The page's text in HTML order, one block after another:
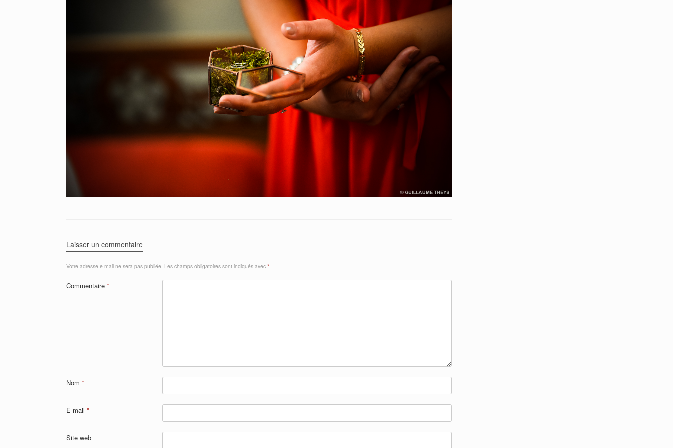
Laisser un commentaire
Votre adresse e-mail ne sera pas publiée. Les champs obligatoires sont indiqués avec *
Commentaire *
Nom *
E-mail *
Site web